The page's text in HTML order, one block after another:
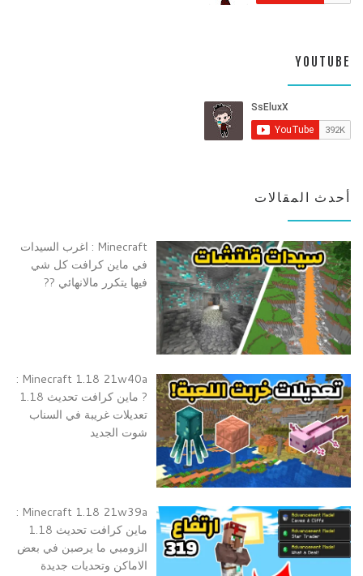
YOUTUBE
أحدث المقالات
Minecraft : اغرب السيدات
في ماين كرافت كل شي
فيها يتكرر مالانهائي ??
Minecraft 1.18 21w40a :
? ماين كرافت تحديث 1.18
تعديلات غريبة في السناب
شوت الجديد
Minecraft 1.18 21w39a :
ماين كرافت تحديث 1.18
الزومبي ما يرصبن في بعض
الاماكن وتحديات جديدة